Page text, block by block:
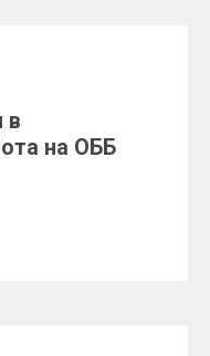
в
на ОББ